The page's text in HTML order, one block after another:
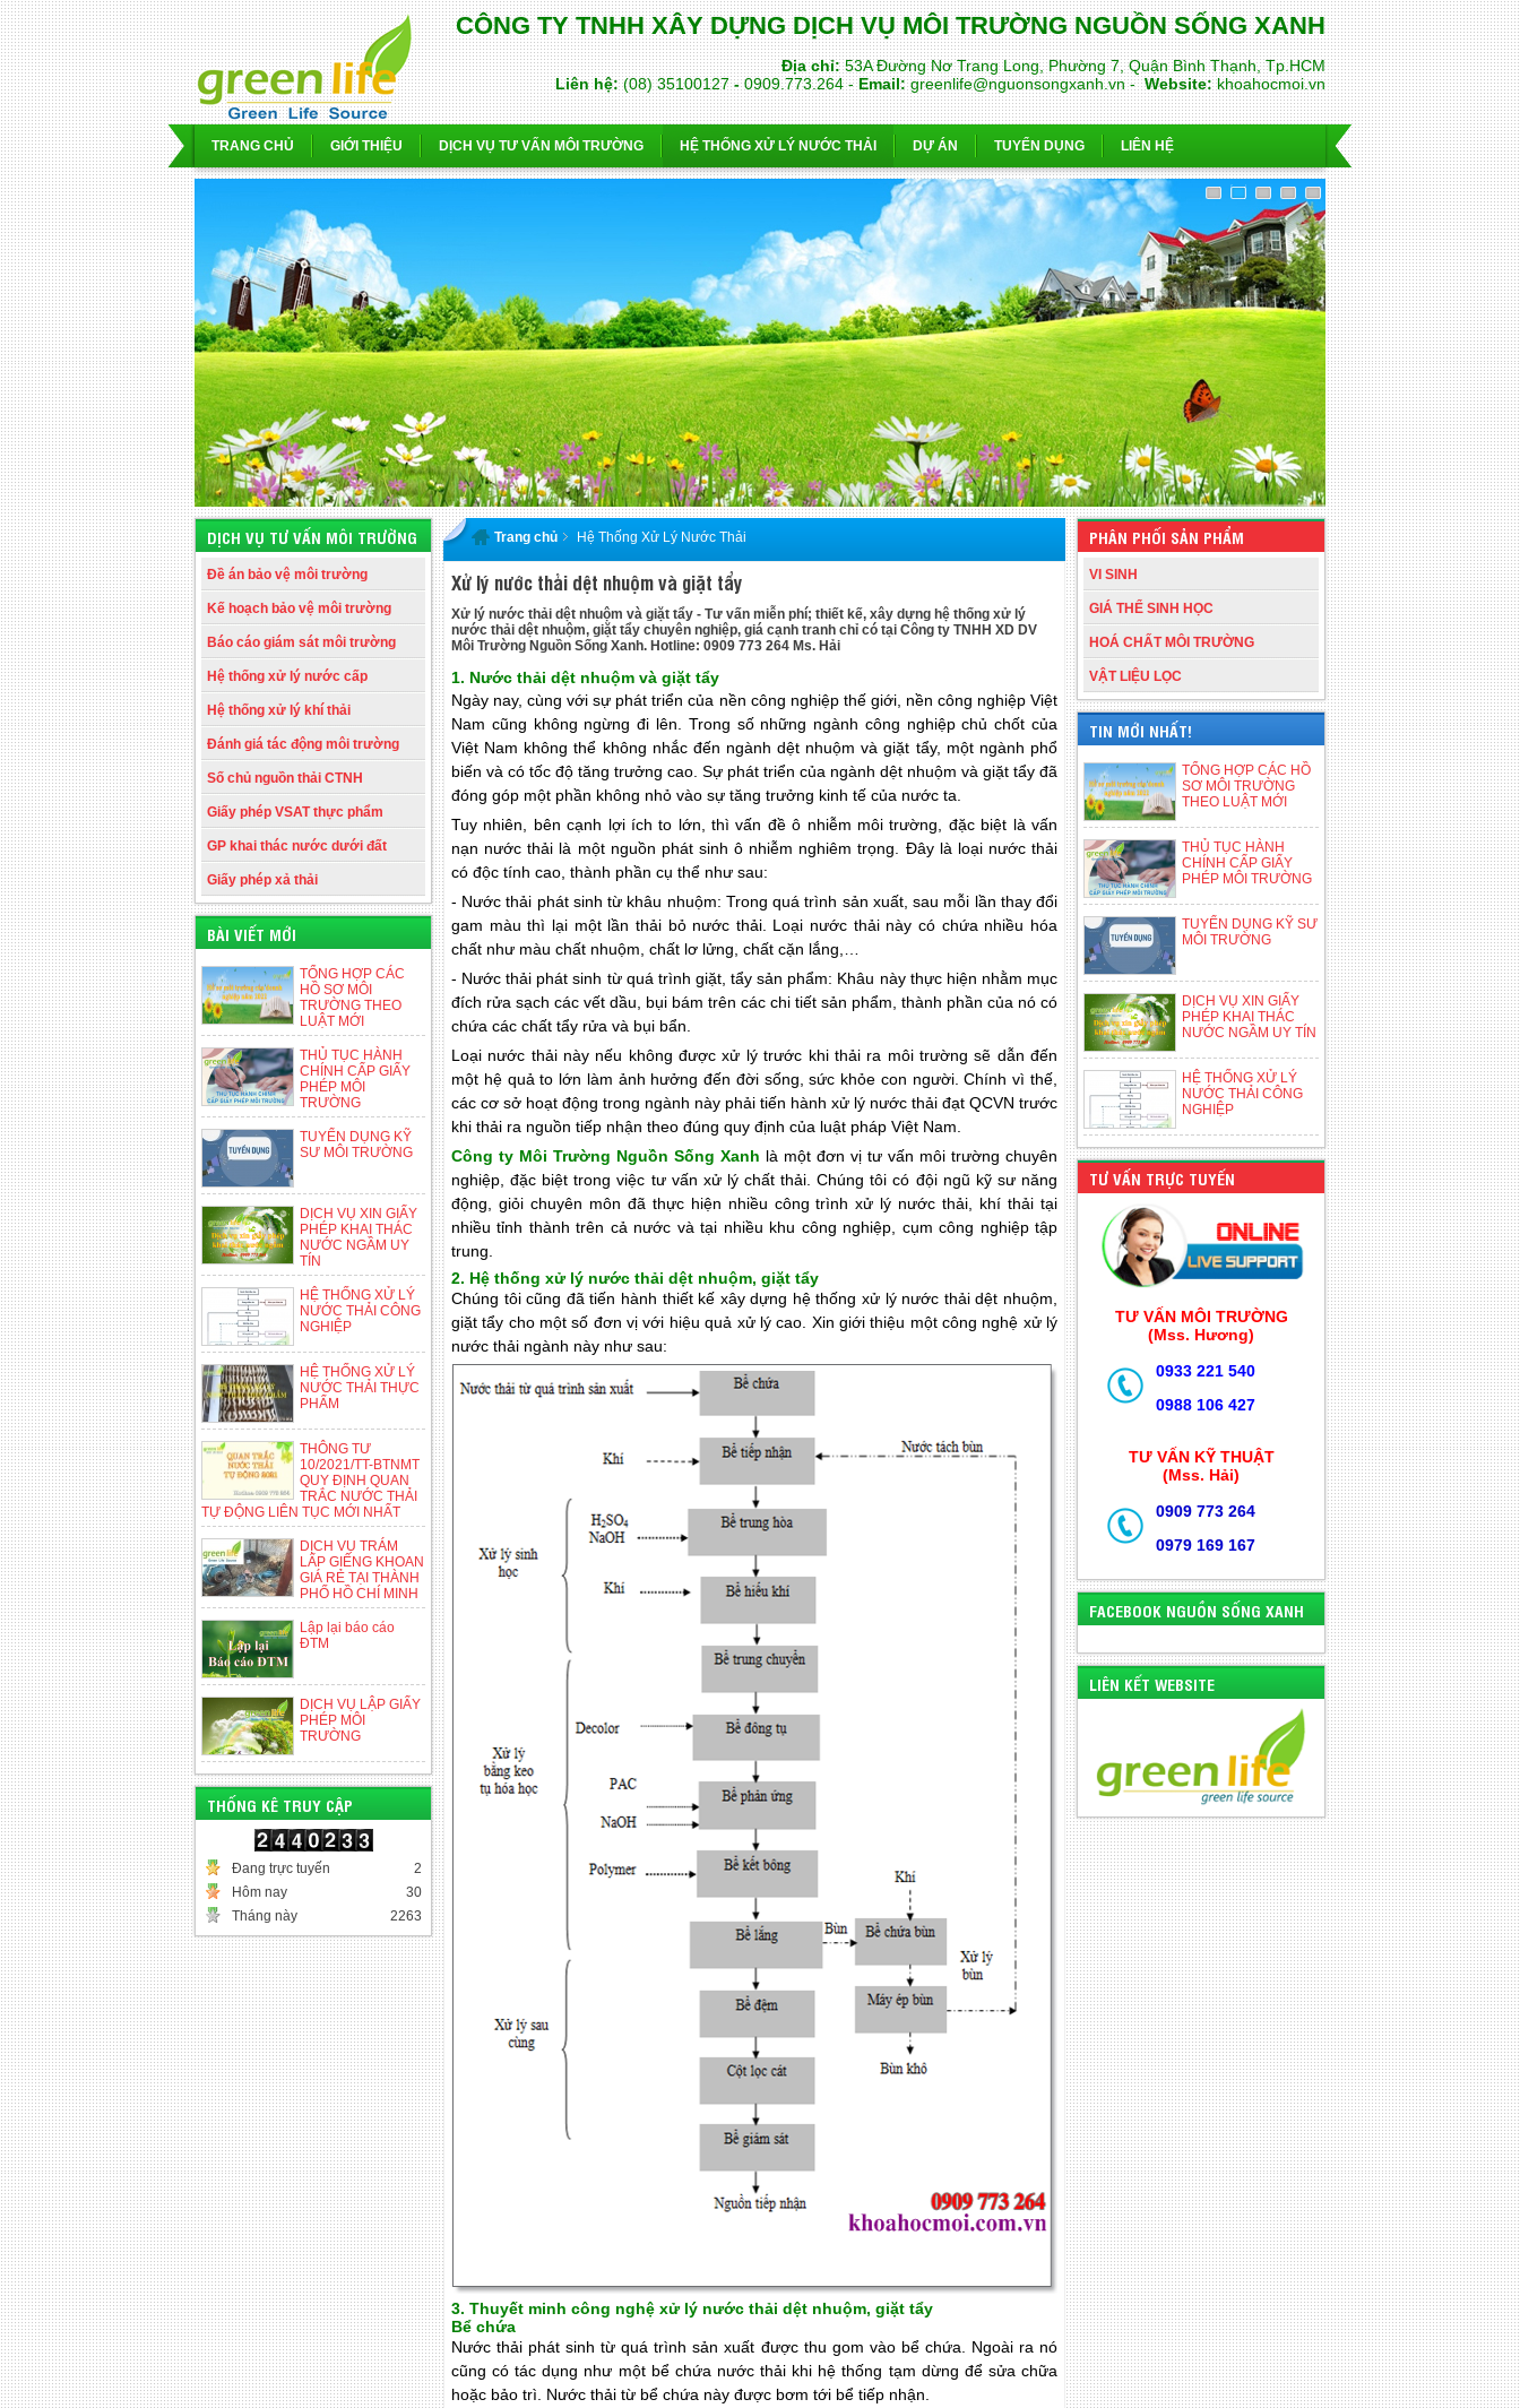
CÔNG TY TNHH XÂY DỰNG DỊCH VỤ MÔI TRƯỜNG NGUỒN SỐNG XANH
Địa chỉ:53A Đường Nơ Trang Long, Phường 7, Quận Bình Thạnh, Tp.HCM
Liên hệ:(08) 35100127-0909.773.264 -Email:greenlife@nguonsongxanh.vn - Website:khoahocmoi.vn
TRANG CHỦ GIỚI THIỆU DỊCH VỤ TƯ VẤN MÔI TRƯỜNG HỆ THỐNG XỬ LÝ NƯỚC THẢI DỰ ÁN TUYỂN DỤNG LIÊN HỆ
DỊCH VỤ TƯ VẤN MÔI TRƯỜNG
Đề án bảo vệ môi trường
Kế hoạch bảo vệ môi trường
Báo cáo giám sát môi trường
Hệ thống xử lý nước cấp
Hệ thống xử lý khí thải
Đánh giá tác động môi trường
Số chủ nguồn thải CTNH
Giấy phép VSAT thực phẩm
GP khai thác nước dưới đất
Giấy phép xả thải
BÀI VIẾT MỚI
TỔNG HỢP CÁC
HỒ SƠ MÔI
TRƯỜNG THEO
LUẬT MỚI
THỦ TỤC HÀNH
CHÍNH CẤP GIẤY
PHÉP MÔI
TRƯỜNG
TUYỂN DỤNG KỸ
SƯ MÔI TRƯỜNG
DỊCH VỤ XIN GIẤY
PHÉP KHAI THÁC
NƯỚC NGẦM UY
TÍN
HỆ THỐNG XỬ LÝ
NƯỚC THẢI CÔNG
NGHIỆP
HỆ THỐNG XỬ LÝ
NƯỚC THẢI THỰC
PHẨM
THÔNG TƯ
10/2021/TT-BTNMT
QUY ĐỊNH QUAN
TRẮC NƯỚC THẢI
TỰ ĐỘNG LIÊN TỤC MỚI NHẤT
DỊCH VỤ TRÁM
LẤP GIẾNG KHOAN
GIÁ RẺ TẠI THÀNH
PHỐ HỒ CHÍ MINH
Lập lại báo cáo
ĐTM
DỊCH VỤ LẬP GIẤY
PHÉP MÔI
TRƯỜNG
THỐNG KÊ TRUY CẬP
Đang trực tuyến
2
Hôm nay
30
Tháng này
2263
PHÂN PHỐI SẢN PHẨM
VI SINH
GIÁ THỂ SINH HỌC
HOÁ CHẤT MÔI TRƯỜNG
VẬT LIỆU LỌC
TIN MỚI NHẤT!
TỔNG HỢP CÁC HỒ
SƠ MÔI TRƯỜNG
THEO LUẬT MỚI
THỦ TỤC HÀNH
CHÍNH CẤP GIẤY
PHÉP MÔI TRƯỜNG
TUYỂN DỤNG KỸ SƯ
MÔI TRƯỜNG
DỊCH VỤ XIN GIẤY
PHÉP KHAI THÁC
NƯỚC NGẦM UY TÍN
HỆ THỐNG XỬ LÝ
NƯỚC THẢI CÔNG
NGHIỆP
TƯ VẤN TRỰC TUYẾN
TƯ VẤN MÔI TRƯỜNG
(Mss. Hương)
0933 221 540
0988 106 427
TƯ VẤN KỸ THUẬT
(Mss. Hải)
0909 773 264
0979 169 167
FACEBOOK NGUỒN SỐNG XANH
LIÊN KẾT WEBSITE
Trang chủ Hệ Thống Xử Lý Nước Thải
Xử lý nước thải dệt nhuộm và giặt tẩy
Xử lý nước thải dệt nhuộm và giặt tẩy - Tư vấn miễn phí; thiết kế, xây dựng hệ thống xử lý
nước thải dệt nhuộm, giặt tẩy chuyên nghiệp, giá cạnh tranh chỉ có tại Công ty TNHH XD DV
Môi Trường Nguồn Sống Xanh. Hotline: 0909 773 264 Ms. Hải
1. Nước thải dệt nhuộm và giặt tẩy
Ngày nay, cùng với sự phát triển của nền công nghiệp thế giới, nền công nghiệp Việt
Nam cũng không ngừng đi lên. Trong số những ngành công nghiệp chủ chốt của
Việt Nam không thể không nhắc đến ngành dệt nhuộm và giặt tẩy, một ngành phổ
biến và có tốc độ tăng trưởng cao. Sự phát triển của ngành dệt nhuộm và giặt tẩy đã
đóng góp một phần không nhỏ vào sự tăng trưởng kinh tế của nước ta.
Tuy nhiên, bên cạnh lợi ích to lớn, thì vấn đề ô nhiễm môi trường, đặc biệt là vấn
nạn nước thải là một nguồn phát sinh ô nhiễm nghiêm trọng. Đây là loại nước thải
có độc tính cao, thành phần cụ thể như sau:
- Nước thải phát sinh từ khâu nhuộm: Trong quá trình sản xuất, sau mỗi lần thay đổi
gam màu thì lại một lần thải bỏ nước thải. Loại nước thải này có chứa nhiều hóa
chất như màu chất nhuộm, chất lơ lửng, chất cặn lắng,…
- Nước thải phát sinh từ quá trình giặt, tẩy sản phẩm: Khâu này thực hiện nhằm mục
đích rửa sạch các vết dầu, bụi bám trên các chi tiết sản phẩm, thành phần của nó có
chứa các chất tẩy rửa và bụi bẩn.
Loại nước thải này nếu không được xử lý trước khi thải ra môi trường sẽ dẫn đến
một hệ quả to lớn làm ảnh hưởng đến đời sống, sức khỏe con người. Chính vì thế,
các cơ sở hoạt động trong ngành này phải tiến hành xử lý nước thải đạt QCVN trước
khi thải ra nguồn tiếp nhận theo đúng quy định của luật pháp Việt Nam.
Công ty Môi Trường Nguồn Sống Xanh là một đơn vị tư vấn môi trường chuyên
nghiệp, đặc biệt trong việc tư vấn xử lý chất thải. Chúng tôi có đội ngũ kỹ sư năng
động, giỏi chuyên môn đã thực hiện nhiều công trình xử lý nước thải, khí thải tại
nhiều tỉnh thành trên cả nước và tại nhiều khu công nghiệp, cụm công nghiệp tập
trung.
2. Hệ thống xử lý nước thải dệt nhuộm, giặt tẩy
Chúng tôi cũng đã tiến hành thiết kế xây dựng hệ thống xử lý nước thải dệt nhuộm,
giặt tẩy cho một số đơn vị với hiệu quả xử lý cao. Xin giới thiệu một công nghệ xử lý
nước thải ngành này như sau:
3. Thuyết minh công nghệ xử lý nước thải dệt nhuộm, giặt tẩy
Bể chứa
Nước thải phát sinh từ quá trình sản xuất được thu gom vào bể chứa. Ngoài ra nó
cũng có tác dụng như một bể chứa nước thải khi hệ thống tạm dừng để sửa chữa
hoặc bảo trì. Nước thải từ bể chứa này được bơm tới bể tiếp nhận.